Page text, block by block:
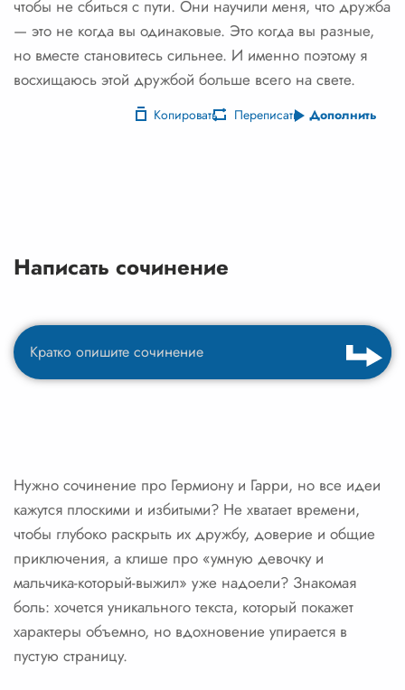
чтобы не сбиться с пути. Они научили меня, что дружба
— это не когда вы одинаковые. Это когда вы разные,
но вместе становитесь сильнее. И именно поэтому я
восхищаюсь этой дружбой больше всего на свете.
Копировать Переписать Дополнить
Написать сочинение
Нужно сочинение про Гермиону и Гарри, но все идеи
кажутся плоскими и избитыми? Не хватает времени,
чтобы глубоко раскрыть их дружбу, доверие и общие
приключения, а клише про «умную девочку и
мальчика-который-выжил» уже надоели? Знакомая
боль: хочется уникального текста, который покажет
характеры объемно, но вдохновение упирается в
пустую страницу.